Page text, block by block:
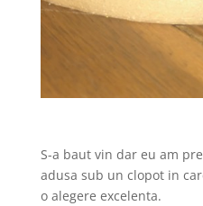
S-a baut vin dar eu am
adusa sub un clopot in
o alegere excelenta.